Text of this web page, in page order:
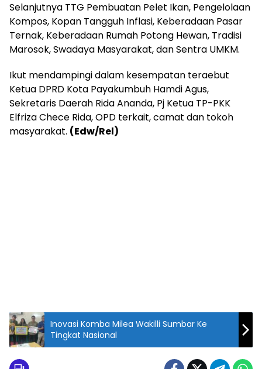
Selanjutnya TTG Pembuatan Pelet Ikan, Pengelolaan
Kompos, Kopan Tangguh Inflasi, Keberadaan Pasar
Ternak, Keberadaan Rumah Potong Hewan, Tradisi
Marosok, Swadaya Masyarakat, dan Sentra UMKM.
Ikut mendampingi dalam kesempatan teraebut
Ketua DPRD Kota Payakumbuh Hamdi Agus,
Sekretaris Daerah Rida Ananda, Pj Ketua TP-PKK
Elfriza Chece Rida, OPD terkait, camat dan tokoh
masyarakat. (Edw/Rel)
Inovasi Komba Milea Wakilli Sumbar Ke
Tingkat Nasional